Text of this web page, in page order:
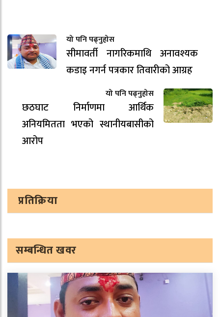
यो पनि पढ्नुहोस
सीमावर्ती नागरिकमाथि अनावश्यक
कडाइ नगर्न पत्रकार तिवारीको आग्रह
यो पनि पढ्नुहोस
छठघाट निर्माणमा आर्थिक
अनियमितता भएको स्थानीयबासीको
आरोप
प्रतिक्रिया
सम्बन्धित खवर